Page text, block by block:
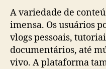
A variedade de
imensa. Os usuários
vlogs pessoais,
documentários, até
vivo. A plataforma